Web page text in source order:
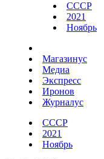
СССР
2021
Ноябрь
Магазинус
Медиа
Экспресс
Иронов
Журналус
СССР
2021
Ноябрь